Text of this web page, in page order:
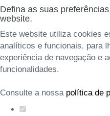
Defina as suas
website.
Este website utiliza cookies
analíticos e funcionais, para
experiência de navegação e
funcionalidades.
Consulte a nossa política de